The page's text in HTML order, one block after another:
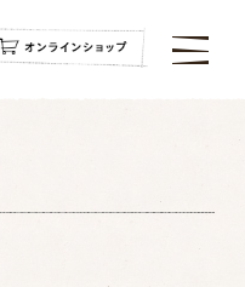
navigation
navigation
navigation